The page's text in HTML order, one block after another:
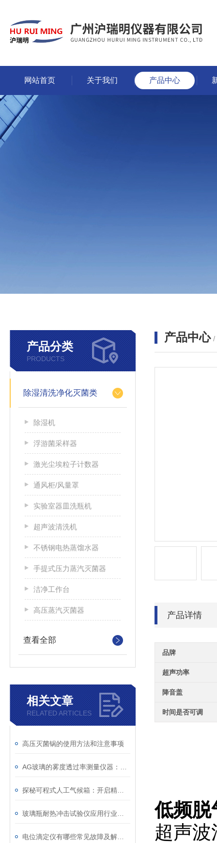
网站首页 关于我们 产品中心
产品分类
PRODUCTS
除湿清洗净化灭菌类
除湿机
浮游菌采样器
激光尘埃粒子计数器
通风柜/风量罩
实验室器皿洗瓶机
超声波清洗机
不锈钢电热蒸馏水器
手提式压力蒸汽灭菌器
洁净工作台
高压蒸汽灭菌器
查看全部
相关文章
RELATED ARTICLES
高压灭菌锅的使用方法和注意事项
产品中心 /
产品详情
品牌
超声功率
降音盖
时间是否可调
低频
超声